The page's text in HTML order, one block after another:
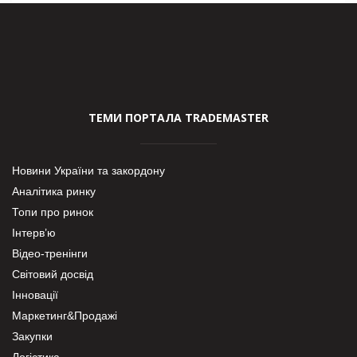
ТЕМИ ПОРТАЛА TRADEMASTER
Новини України та закордону
Аналітика ринку
Топи про ринок
Інтерв’ю
Відео-тренінги
Світовий досвід
Інновації
Маркетинг&Продажі
Закупки